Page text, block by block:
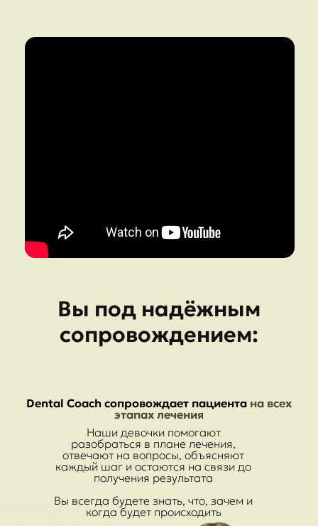
Вы под надёжным
сопровождением:
Наши девочки помогают
разобраться в плане лечения,
отвечают на вопросы, объясняют
каждый шаг и остаются на связи до
получения результата
Вы всегда будете знать, что, зачем и
когда будет происходить
Dental Coach сопровождает пациента на всех
этапах лечения